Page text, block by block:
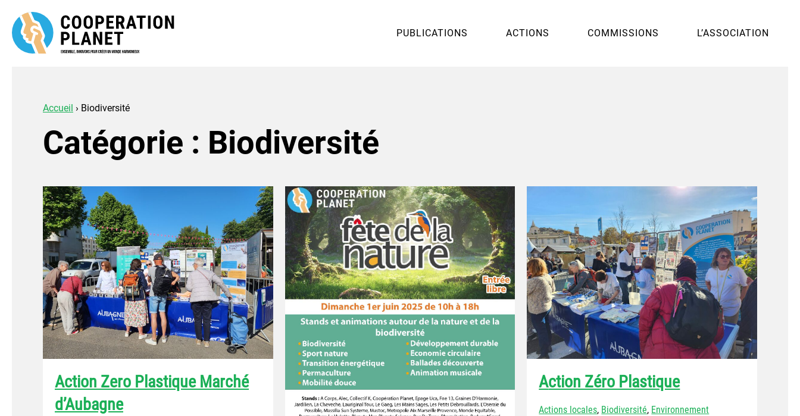
PUBLICATIONS ACTIONS COMMISSIONS L’ASSOCIATION
Accueil › Biodiversité
Catégorie : Biodiversité
Action Zero Plastique Marché
d’Aubagne
Action Zéro Plastique
Actions locales, Biodiversité, Environnement